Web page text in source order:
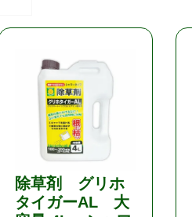
除草剤 グリホ
タイガーAL 大